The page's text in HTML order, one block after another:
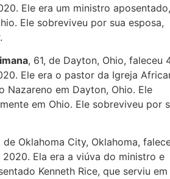
Ele era um ministro aposentado,
Ele sobreviveu por sua esposa,
, 61, de Dayton, Ohio, faleceu
Ele era o pastor da Igreja
Nazareno em Dayton, Ohio. Ele
em Ohio. Ele sobreviveu por
de Oklahoma City, Oklahoma,
Ela era a viúva do ministro e
Kenneth Rice, que serviu em